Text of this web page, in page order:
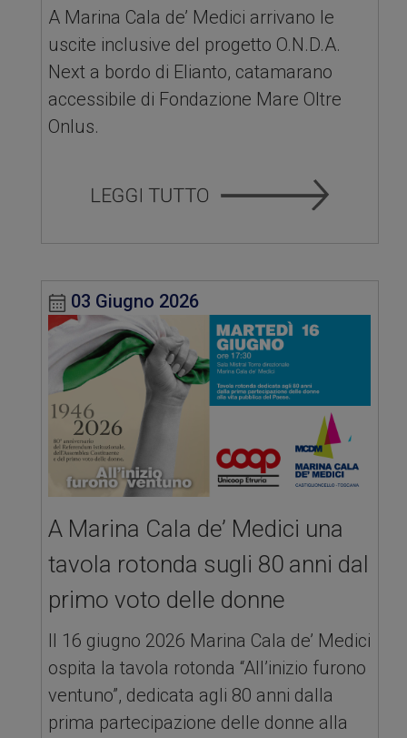
A Marina Cala de’ Medici arrivano le
uscite inclusive del progetto O.N.D.A.
Next a bordo di Elianto, catamarano
accessibile di Fondazione Mare Oltre
Onlus.
03 Giugno 2026
A Marina Cala de’ Medici una
tavola rotonda sugli 80 anni dal
primo voto delle donne
Il 16 giugno 2026 Marina Cala de’ Medici
ospita la tavola rotonda “All’inizio furono
ventuno”, dedicata agli 80 anni dalla
prima partecipazione delle donne alla